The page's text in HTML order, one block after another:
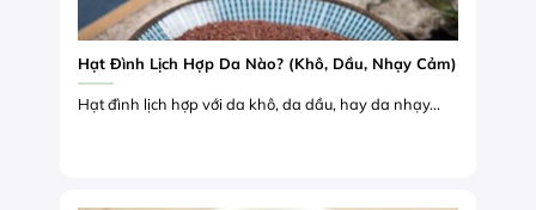
Hạt Đình Lịch Hợp Da Nào? (Khô, Dầu, Nhạy Cảm)
Hạt đình lịch hợp với da khô, da dầu, hay da nhạy...